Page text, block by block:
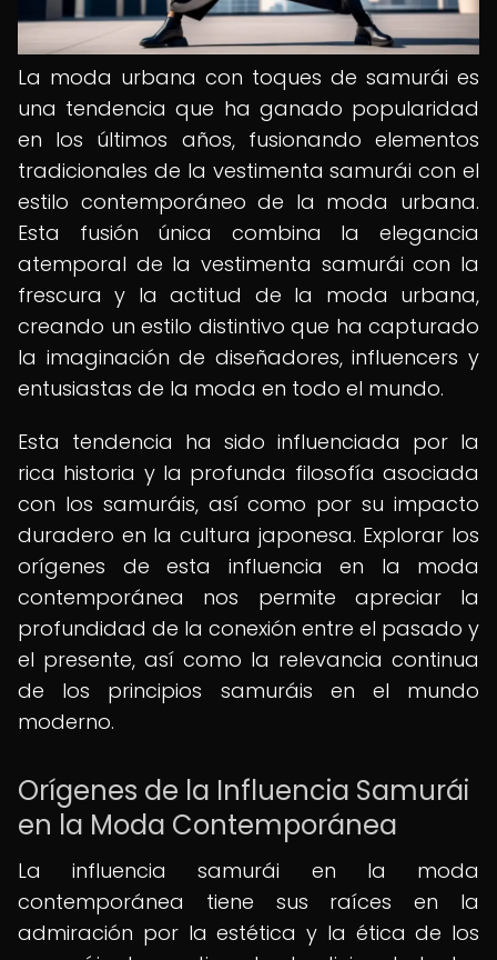
La moda urbana con toques de samurái es
una tendencia que ha ganado popularidad
en los últimos años, fusionando elementos
tradicionales de la vestimenta samurái con el
estilo contemporáneo de la moda urbana.
Esta fusión única combina la elegancia
atemporal de la vestimenta samurái con la
frescura y la actitud de la moda urbana,
creando un estilo distintivo que ha capturado
la imaginación de diseñadores, influencers y
entusiastas de la moda en todo el mundo.
Esta tendencia ha sido influenciada por la
rica historia y la profunda filosofía asociada
con los samuráis, así como por su impacto
duradero en la cultura japonesa. Explorar los
orígenes de esta influencia en la moda
contemporánea nos permite apreciar la
profundidad de la conexión entre el pasado y
el presente, así como la relevancia continua
de los principios samuráis en el mundo
moderno.
Orígenes de la Influencia Samurái
en la Moda Contemporánea
La influencia samurái en la moda
contemporánea tiene sus raíces en la
admiración por la estética y la ética de los